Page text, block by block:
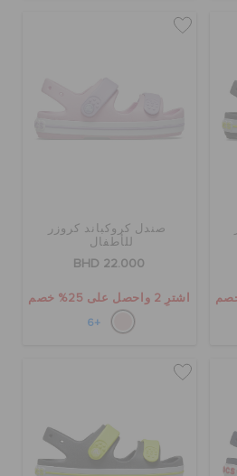
صندل كروكباند كروزر
للأطفال
BHD 22.000
اشترِ 2 واحصل على 25% خصم
+6